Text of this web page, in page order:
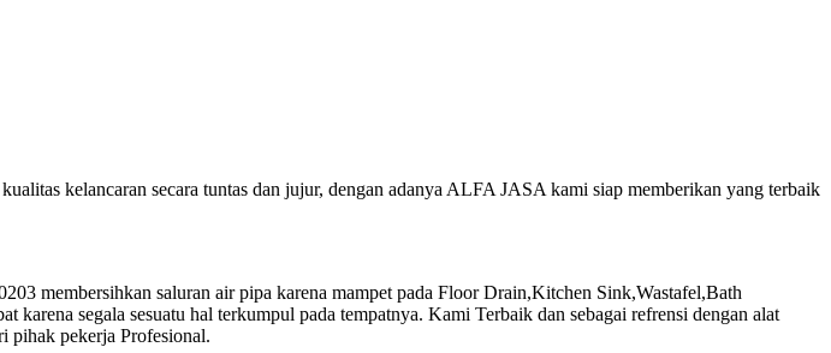
kelancaran secara tuntas dan jujur, dengan adanya ALFA JASA kami siap memberikan yang terbaik
membersihkan saluran air pipa karena mampet pada Floor Drain,Kitchen Sink,Wastafel,Bath
karena segala sesuatu hal terkumpul pada tempatnya. Kami Terbaik dan sebagai refrensi dengan alat
pihak pekerja Profesional.